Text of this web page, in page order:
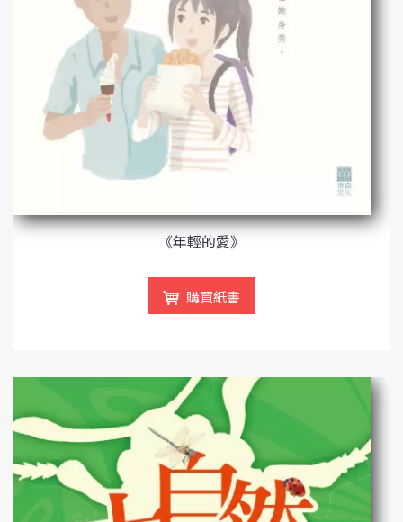
《年輕的愛》
購買紙書